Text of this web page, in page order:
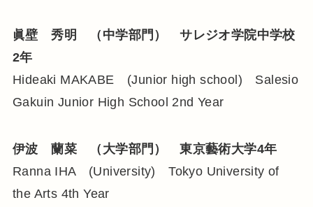
眞壁 秀明 （中学部門） サレジオ学院中学校
2年
Hideaki MAKABE (Junior high school) Salesio
Gakuin Junior High School 2nd Year
伊波 蘭菜 （大学部門） 東京藝術大学4年
Ranna IHA (University) Tokyo University of
the Arts 4th Year